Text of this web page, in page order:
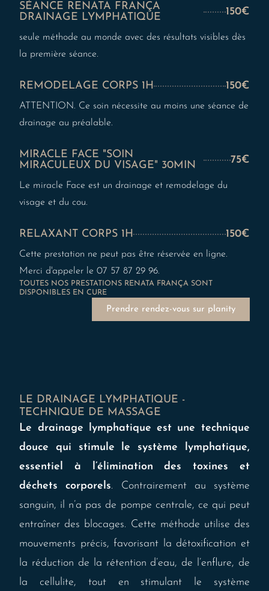
SÉANCE RENATA FRANÇA
DRAINAGE LYMPHATIQUE
150€
seule méthode au monde avec des résultats visibles dès
la première séance.
REMODELAGE CORPS 1H 150€
ATTENTION. Ce soin nécessite au moins une séance de
drainage au préalable.
MIRACLE FACE "SOIN
MIRACULEUX DU VISAGE" 30MIN
75€
Le miracle Face est un drainage et remodelage du
visage et du cou.
RELAXANT CORPS 1H 150€
Cette prestation ne peut pas être réservée en ligne.
Merci d'appeler le 07 57 87 29 96.
TOUTES NOS PRESTATIONS RENATA FRANÇA SONT
DISPONIBLES EN CURE
Prendre rendez-vous sur planity
LE DRAINAGE LYMPHATIQUE -
TECHNIQUE DE MASSAGE
Le drainage lymphatique est une technique
douce qui stimule le système lymphatique,
essentiel à l’élimination des toxines et
déchets corporels. Contrairement au système
sanguin, il n’a pas de pompe centrale, ce qui peut
entraîner des blocages. Cette méthode utilise des
mouvements précis, favorisant la détoxification et
la réduction de la rétention d’eau, de l’enflure, de
la cellulite, tout en stimulant le système